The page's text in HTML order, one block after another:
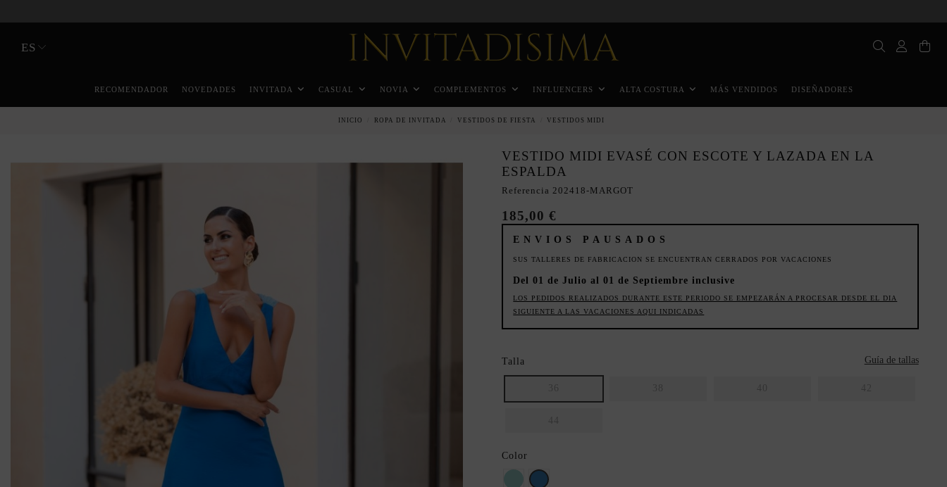
ES
RECOMENDADOR NOVEDADES INVITADA CASUAL NOVIA COMPLEMENTOS INFLUENCERS ALTA COSTURA MÁS VENDIDOS DISEÑADORES
INICIO ROPA DE INVITADA VESTIDOS DE FIESTA VESTIDOS MIDI
VESTIDO MIDI EVASÉ CON ESCOTE Y LAZADA EN LA
ESPALDA
Referencia 202418-MARGOT
185,00 €
ENVIOS PAUSADOS
SUS TALLERES DE FABRICACION SE ENCUENTRAN CERRADOS POR VACACIONES
Del 01 de Julio al 01 de Septiembre inclusive
LOS PEDIDOS REALIZADOS DURANTE ESTE PERIODO SE EMPEZARÁN A PROCESAR DESDE EL DIA
SIGUIENTE A LAS VACACIONES AQUI INDICADAS
Talla Guía de tallas
Color
Agua Marina
Azul